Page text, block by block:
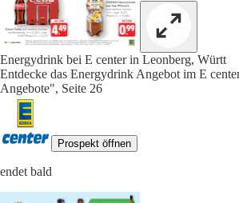
Energydrink bei E center in Leonberg, Württ
Entdecke das Energydrink Angebot im E
Angebote", Seite 26
Prospekt öffnen
endet bald